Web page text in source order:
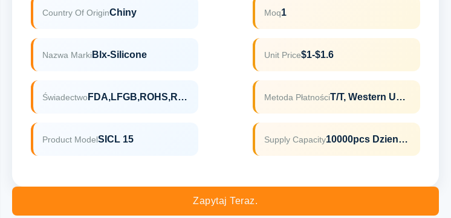
Country Of OriginChiny
Nazwa Marki Blx-Silicone
Świadectwo FDA,LFGB,ROHS,REACH
Product ModelSICL 15
Moq1
Unit Price$1-$1.6
Metoda Płatności T/T, Western Union
Supply Capacity 10000pcs Dziennie
Zapytaj Teraz.